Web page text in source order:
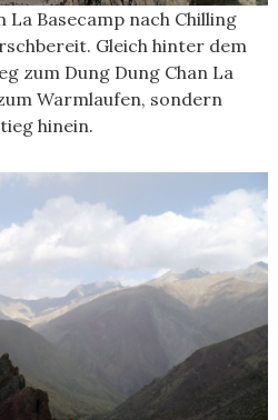
La Basecamp nach Chilling
Gleich hinter dem
zum Dung Dung Chan La
Warmlaufen, sondern
hinein.